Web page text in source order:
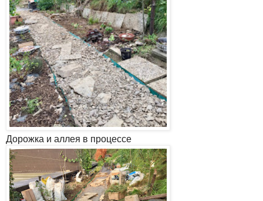
Дорожка и аллея в процессе